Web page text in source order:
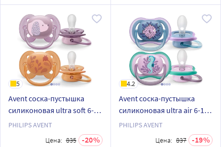
5
Avent соска-пустышка
силиконовая ultra soft 6-18
мес 1 шт. scf091/18
PHILIPS AVENT
Цена: 835 20
4.2
Avent соска-пустышка
силиконовая ultra air 6-18
мес 2 шт. scf085/61
PHILIPS AVENT
Цена: 837 19